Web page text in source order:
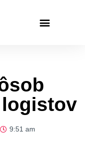
9:51 am